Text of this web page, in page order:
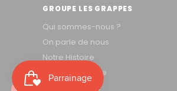
GROUPE LES GRAPPES
Qui sommes-nous ?
On parle de nous
Notre Histoire
Notre Démarche
Nous Rejoindre